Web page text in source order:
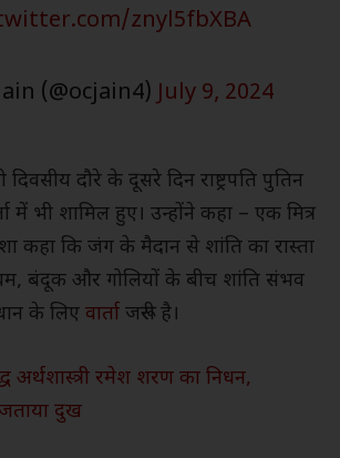
znyl5fbXBA
(@ocjain4) July 9, 2024
दौरे के दूसरे दिन राष्ट्रपति पुतिन
में भी शामिल हुए। उन्होंने कहा – एक मित्र
कहा कि जंग के मैदान से शांति का रास्ता
बंदूक और गोलियों के बीच शांति संभव
के लिए वार्ता जरूरी है।
अर्थशास्त्री रमेश शरण का निधन,
दुख